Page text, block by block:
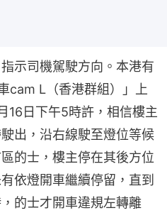
示司機駕駛方向。本港有
cam L（香港群組）」上
16日下午5時許，相信樓主
出，沿右線駛至燈位等候
的士，樓主停在其後方位
依燈開車繼續停留，直到
的士才開車違規左轉離